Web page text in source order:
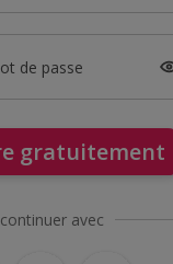
de passe
gratuitement
avec